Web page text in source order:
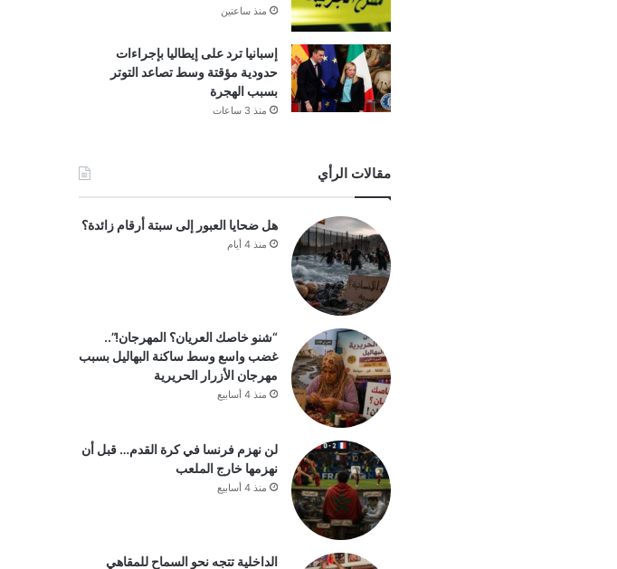
منذ ساعتين
إسبانيا ترد على إيطاليا بإجراءات
حدودية مؤقتة وسط تصاعد التوتر
بسبب الهجرة
منذ 3 ساعات
مقالات الرأي
هل ضحايا العبور إلى سبتة أرقام زائدة؟
منذ 4 أيام
“شنو خاصك العريان؟ المهرجان!”..
غضب واسع وسط ساكنة البهاليل بسبب
مهرجان الأزرار الحريرية
منذ 4 أسابيع
لن نهزم فرنسا في كرة القدم… قبل أن
نهزمها خارج الملعب
منذ 4 أسابيع
الداخلية تتجه نحو السماح للمقاهي